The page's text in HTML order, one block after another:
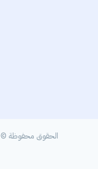
الحقوق محفوظة ©2023 د . صالح صقر العمري